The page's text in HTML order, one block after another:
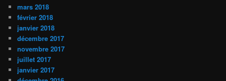
mars 2018
février 2018
janvier 2018
décembre 2017
novembre 2017
juillet 2017
janvier 2017